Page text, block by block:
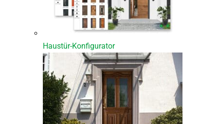
Haustür-Konfigurator